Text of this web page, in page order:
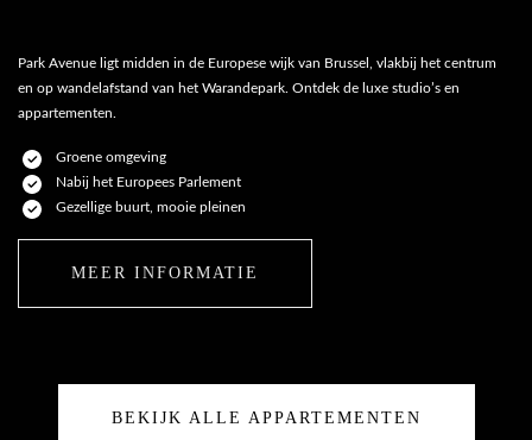
Park Avenue ligt midden in de Europese wijk van Brussel, vlakbij het centrum
en op wandelafstand van het Warandepark. Ontdek de luxe studio’s en
appartementen.
Groene omgeving
Nabij het Europees Parlement
Gezellige buurt, mooie pleinen
MEER INFORMATIE
BEKIJK ALLE APPARTEMENTEN